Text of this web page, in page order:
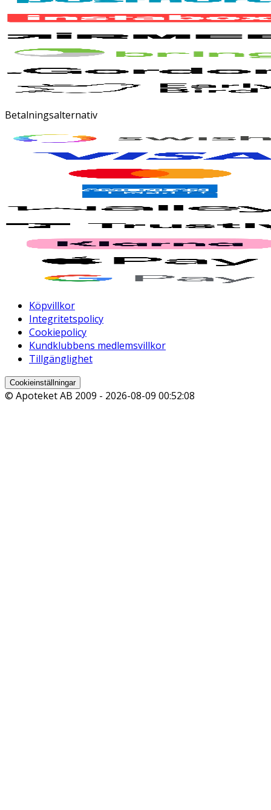
Betalningsalternativ
Köpvillkor
Integritetspolicy
Cookiepolicy
Kundklubbens medlemsvillkor
Tillgänglighet
Cookieinställningar
© Apoteket AB 2009 - 2026-08-09 00:52:08